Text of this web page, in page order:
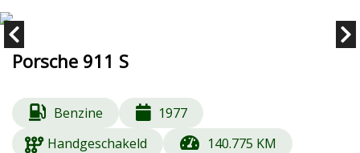
Porsche 911 S
Benzine
1977
Handgeschakeld
140.775 KM